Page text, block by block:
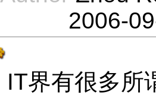
2006-
IT界有很多所